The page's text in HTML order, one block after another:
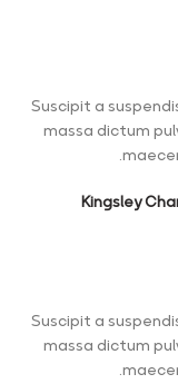
Suscipit a
massa dictum
Kingsley
Suscipit a
massa dictum